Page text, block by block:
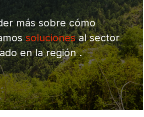
más sobre cómo
solucionesal sector
en la región .